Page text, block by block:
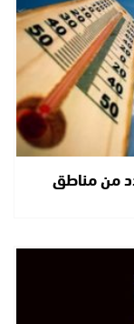
من مناطق